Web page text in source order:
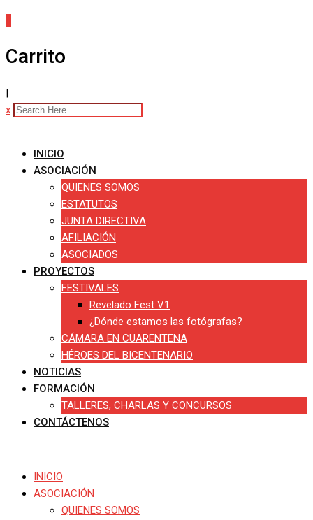
Carrito
x
INICIO
ASOCIACIÓN
QUIENES SOMOS
ESTATUTOS
JUNTA DIRECTIVA
AFILIACIÓN
ASOCIADOS
PROYECTOS
FESTIVALES
Revelado Fest V1
¿Dónde estamos las fotógrafas?
CÁMARA EN CUARENTENA
HÉROES DEL BICENTENARIO
NOTICIAS
FORMACIÓN
TALLERES, CHARLAS Y CONCURSOS
CONTÁCTENOS
INICIO
ASOCIACIÓN
QUIENES SOMOS